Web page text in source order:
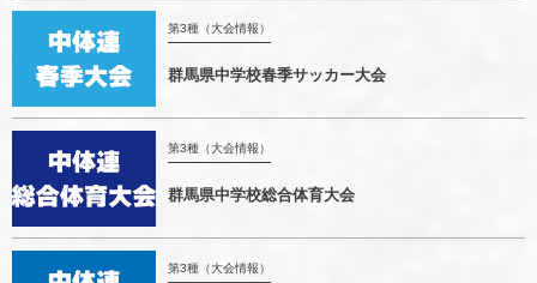
第3種（大会情報）
群馬県中学校春季サッカー大会
第3種（大会情報）
群馬県中学校総合体育大会
第3種（大会情報）